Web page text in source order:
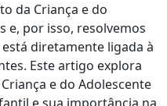
da Criança e do
e, por isso, resolvemos
diretamente ligada à
Este artigo explora
e do Adolescente